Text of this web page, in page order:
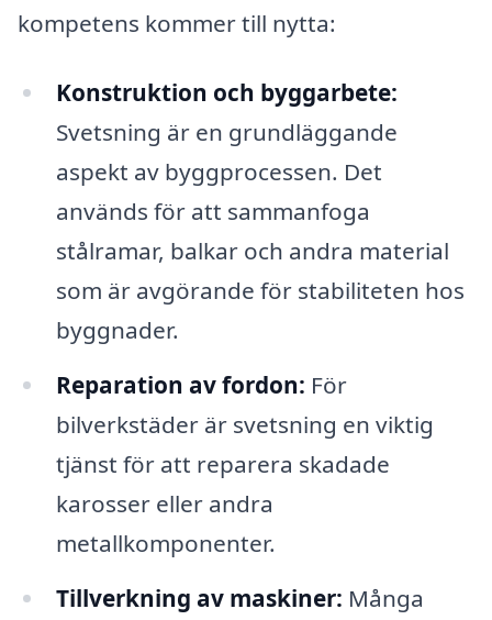
kompetens kommer till nytta:
Konstruktion och byggarbete:
Svetsning är en grundläggande
aspekt av byggprocessen. Det
används för att sammanfoga
stålramar, balkar och andra material
som är avgörande för stabiliteten hos
byggnader.
Reparation av fordon: För
bilverkstäder är svetsning en viktig
tjänst för att reparera skadade
karosser eller andra
metallkomponenter.
Tillverkning av maskiner: Många